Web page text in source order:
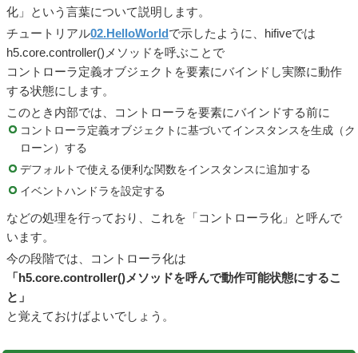
化」という言葉について説明します。
チュートリアル02.HelloWorldで示したように、hifiveでは
h5.core.controller()メソッドを呼ぶことで
コントローラ定義オブジェクトを要素にバインドし実際に動作
する状態にします。
このとき内部では、コントローラを要素にバインドする前に
コントローラ定義オブジェクトに基づいてインスタンスを生成（ク
ローン）する
デフォルトで使える便利な関数をインスタンスに追加する
イベントハンドラを設定する
などの処理を行っており、これを「コントローラ化」と呼んで
います。
今の段階では、コントローラ化は
「h5.core.controller()メソッドを呼んで動作可能状態にするこ
と」
と覚えておけばよいでしょう。